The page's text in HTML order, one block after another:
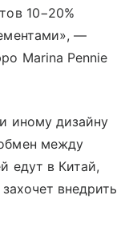
10−20%
—
Marina Pennie
иному дизайну
между
едут в Китай,
внедрить